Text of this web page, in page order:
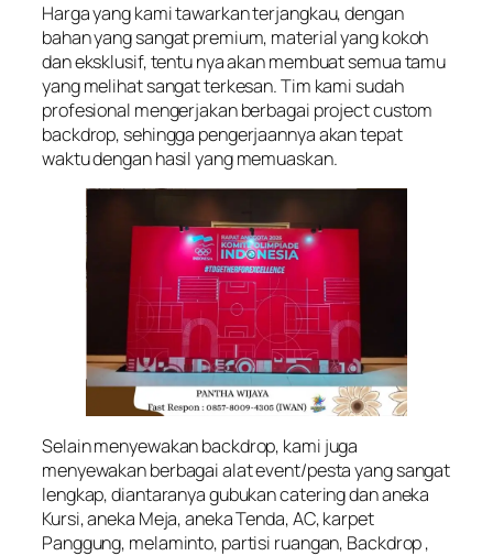
Harga yang kami tawarkan terjangkau, dengan
bahan yang sangat premium, material yang kokoh
dan eksklusif, tentu nya akan membuat semua tamu
yang melihat sangat terkesan. Tim kami sudah
profesional mengerjakan berbagai project custom
backdrop, sehingga pengerjaannya akan tepat
waktu dengan hasil yang memuaskan.
Selain menyewakan backdrop, kami juga
menyewakan berbagai alat event/pesta yang sangat
lengkap, diantaranya gubukan catering dan aneka
Kursi, aneka Meja, aneka Tenda, AC, karpet
Panggung, melaminto, partisi ruangan, Backdrop ,